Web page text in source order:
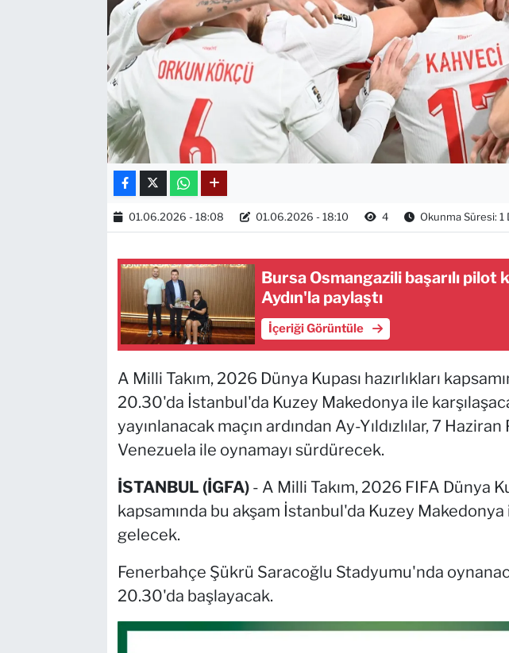
01.06.2026 - 18:08 01.06.2026 - 18:10 4 Okunma Süresi: 1
Bursa Osmangazili başarılı pilot
Aydın'la paylaştı
İçeriği Görüntüle
A Milli Takım, 2026 Dünya Kupası hazırlıkları
20.30'da İstanbul'da Kuzey Makedonya ile
yayınlanacak maçın ardından Ay-Yıldızlılar, 7
Venezuela ile oynamayı sürdürecek.
İSTANBUL (İGFA)- A Milli Takım, 2026 FIFA Dünya
kapsamında bu akşam İstanbul'da Kuzey Makedonya
gelecek.
Fenerbahçe Şükrü Saracoğlu Stadyumu'nda
20.30'da başlayacak.